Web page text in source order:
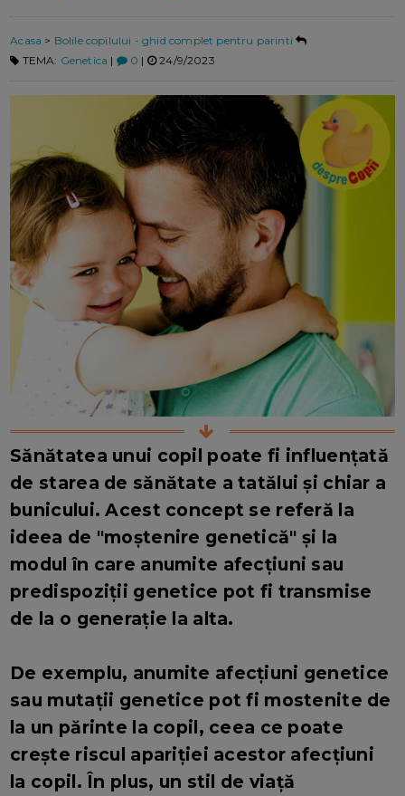
Acasa > Bolile copilului - ghid complet pentru parinti
TEMA: Genetica | 0 | 24/9/2023
Sănătatea unui copil poate fi influențată
de starea de sănătate a tatălui și chiar a
bunicului. Acest concept se referă la
ideea de "moștenire genetică" și la
modul în care anumite afecțiuni sau
predispoziții genetice pot fi transmise
de la o generație la alta.
De exemplu, anumite afecțiuni genetice
sau mutații genetice pot fi mostenite de
la un părinte la copil, ceea ce poate
crește riscul apariției acestor afecțiuni
la copil. În plus, un stil de viață